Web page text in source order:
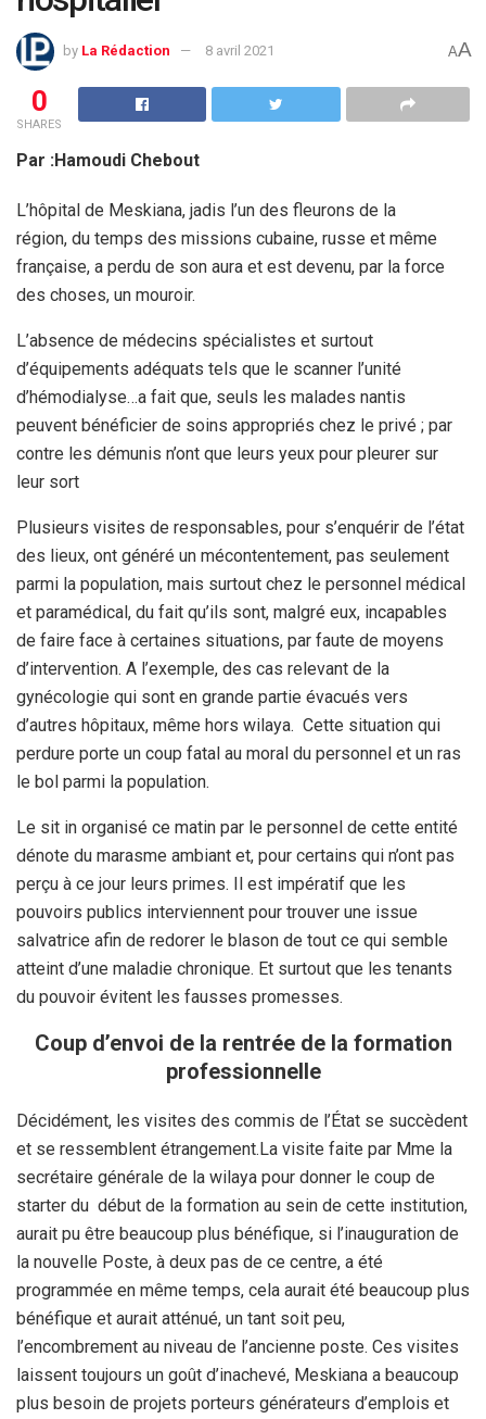
by La Rédaction 8 avril 2021 AA
0
SHARES
Par :Hamoudi Chebout
L’hôpital de Meskiana, jadis l’un des fleurons de la
région, du temps des missions cubaine, russe et même
française, a perdu de son aura et est devenu, par la force
des choses, un mouroir.
L’absence de médecins spécialistes et surtout
d’équipements adéquats tels que le scanner l’unité
d’hémodialyse…a fait que, seuls les malades nantis
peuvent bénéficier de soins appropriés chez le privé ; par
contre les démunis n’ont que leurs yeux pour pleurer sur
leur sort
Plusieurs visites de responsables, pour s’enquérir de l’état
des lieux, ont généré un mécontentement, pas seulement
parmi la population, mais surtout chez le personnel médical
et paramédical, du fait qu’ils sont, malgré eux, incapables
de faire face à certaines situations, par faute de moyens
d’intervention. A l’exemple, des cas relevant de la
gynécologie qui sont en grande partie évacués vers
d’autres hôpitaux, même hors wilaya. Cette situation qui
perdure porte un coup fatal au moral du personnel et un ras
le bol parmi la population.
Le sit in organisé ce matin par le personnel de cette entité
dénote du marasme ambiant et, pour certains qui n’ont pas
perçu à ce jour leurs primes. Il est impératif que les
pouvoirs publics interviennent pour trouver une issue
salvatrice afin de redorer le blason de tout ce qui semble
atteint d’une maladie chronique. Et surtout que les tenants
du pouvoir évitent les fausses promesses.
Coup d’envoi de la rentrée de la formation
professionnelle
Décidément, les visites des commis de l’État se succèdent
et se ressemblent étrangement.La visite faite par Mme la
secrétaire générale de la wilaya pour donner le coup de
starter du début de la formation au sein de cette institution,
aurait pu être beaucoup plus bénéfique, si l’inauguration de
la nouvelle Poste, à deux pas de ce centre, a été
programmée en même temps, cela aurait été beaucoup plus
bénéfique et aurait atténué, un tant soit peu,
l’encombrement au niveau de l’ancienne poste. Ces visites
laissent toujours un goût d’inachevé, Meskiana a beaucoup
plus besoin de projets porteurs générateurs d’emplois et